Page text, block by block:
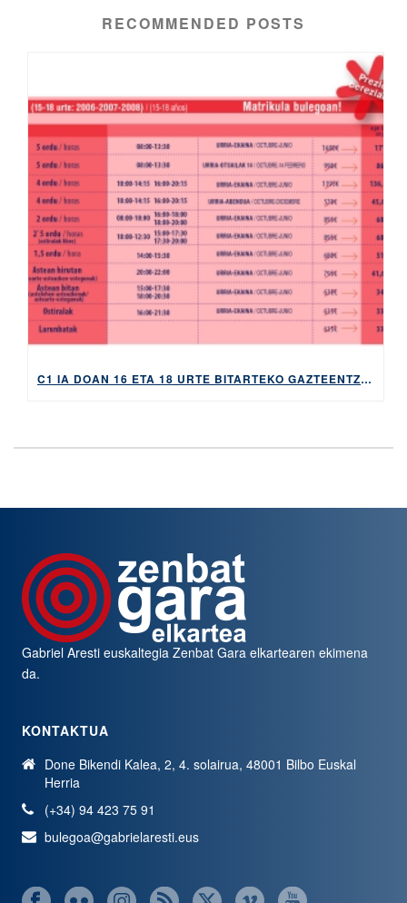
RECOMMENDED POSTS
C1 IA DOAN 16 ETA 18 URTE BITARTEKO GAZTEENTZAT
Gabriel Aresti euskaltegiaZenbat Gara elkartearen ekimena
da.
KONTAKTUA
Done Bikendi Kalea, 2, 4. solairua, 48001 Bilbo Euskal
Herria
(+34) 94 423 75 91
bulegoa@gabrielaresti.eus